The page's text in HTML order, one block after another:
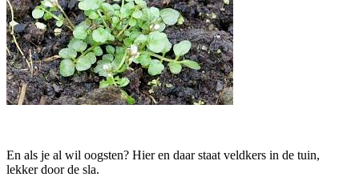
En als je al wil oogsten? Hier en daar staat veldkers in de tuin,
lekker door de sla.